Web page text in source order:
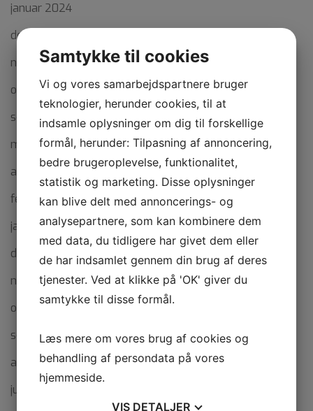
januar 2024
december 2023
november 2023
oktober 2023
september 2023
maj 2023
april 2023
februar 2023
januar 2023
december 2022
november 2022
oktober 2022
september 2022
august 2022
juli 2022
Samtykke til cookies
Vi og vores samarbejdspartnere bruger
teknologier, herunder cookies, til at
indsamle oplysninger om dig til forskellige
formål, herunder: Tilpasning af annoncering,
bedre brugeroplevelse, funktionalitet,
statistik og marketing. Disse oplysninger
kan blive delt med annoncerings- og
analysepartnere, som kan kombinere dem
med data, du tidligere har givet dem eller
de har indsamlet gennem din brug af deres
tjenester. Ved at klikke på 'OK' giver du
samtykke til disse formål.
Læs mere om vores brug af cookies og
behandling af persondata på vores
hjemmeside.
VIS DETALJER